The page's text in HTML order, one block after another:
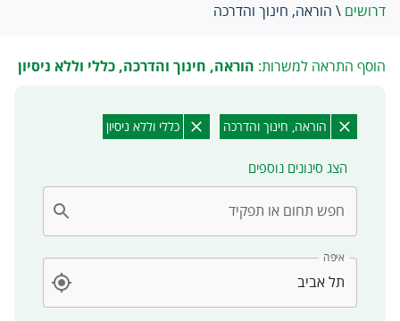
דרושים \ הוראה, חינוך והדרכה
הוסף התראה למשרות: הוראה, חינוך והדרכה, כללי וללא ניסיון
הוראה, חינוך והדרכה כללי וללא ניסיון
הצג סינונים נוספים
חפש תחום או תפקיד
איפה